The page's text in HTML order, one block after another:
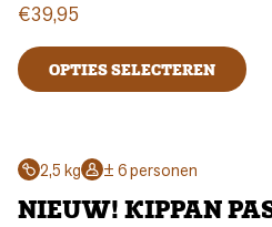
€39,95
OPTIES SELECTEREN
2,5 kg ± 6 personen
NIEUW! KIPPAN